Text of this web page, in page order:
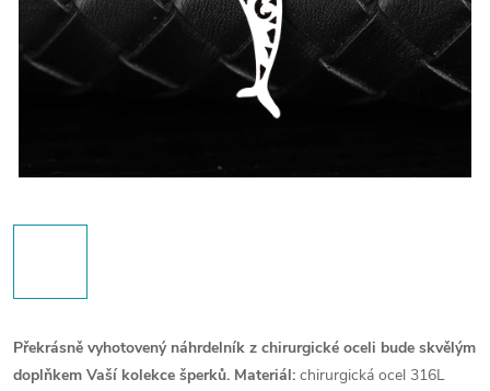
Překrásně vyhotovený náhrdelník z chirurgické oceli bude skvělým
doplňkem Vaší kolekce šperků. Materiál: chirurgická ocel 316L